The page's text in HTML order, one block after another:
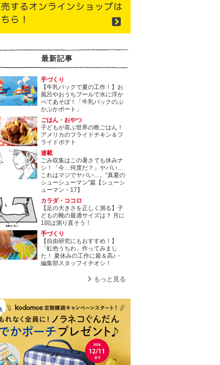
最新記事
手づくり
【牛乳パックで夏の工作！】お
風呂やおうちプールで水に浮か
べてあそぼ！「牛乳パックのぷ
かぷかボート」
ごはん・おやつ
子どもが喜ぶ世界の晩ごはん！
アメリカのフライドチキン＆フ
ライドポテト
連載
ごみ収集はこの暑さでも休みナ
シ！「今…何度だ？」ヤバい…
これはマジでヤバい…。“真夏の
シューシューマン”篇【シューシ
ューマン・17】
カラダ・ココロ
【足の大きさを正しく測る】子
どもの靴の最適サイズは？ 月に
1回は測り直そう！
手づくり
【自由研究にもおすすめ！】
「虹色うちわ」作ってみまし
た！ 夏休みの工作に最＆高♪・
編集部スタッフイチオシ！
もっと見る